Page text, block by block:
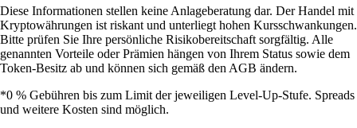
Diese Informationen stellen keine Anlageberatung dar. Der Handel mit
Kryptowährungen ist riskant und unterliegt hohen Kursschwankungen.
Bitte prüfen Sie Ihre persönliche Risikobereitschaft sorgfältig. Alle
genannten Vorteile oder Prämien hängen von Ihrem Status sowie dem
Token-Besitz ab und können sich gemäß den AGB ändern.
*0 % Gebühren bis zum Limit der jeweiligen Level-Up-Stufe. Spreads
und weitere Kosten sind möglich.